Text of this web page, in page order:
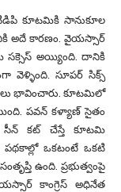
కూటమికి సానుకూల
అదే కారణం. వైయస్సార్
సక్సెస్ అయ్యింది. దానికి
వెళ్ళింది. సూపర్ సిక్స్
భావించారు. కూటమిలో
పవన్ కళ్యాణ్ సైతం
సీన్ కట్ చేస్తే కూటమి
ఒకటంటే ఒకటి
ఉంది. ప్రభుత్వంపై
కాంగ్రెస్ అధినేత